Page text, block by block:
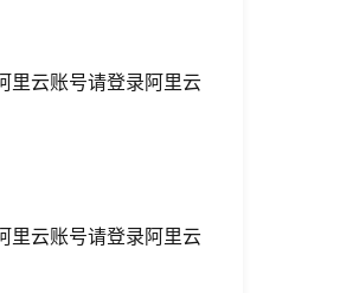
里云账号请登录阿里云
里云账号请登录阿里云